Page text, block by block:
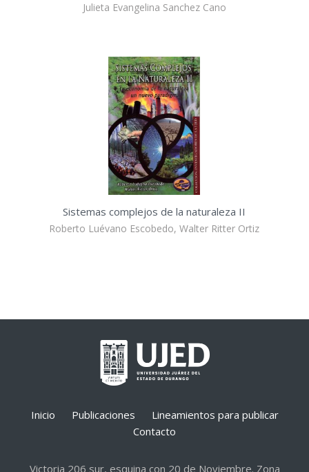
Julieta Evangelina Sanchez Cano
Sistemas complejos de la naturaleza II
Roberto Luévano Escobedo, Walter Ritter Ortiz
Inicio Publicaciones
Lineamientos para publicar
Contacto
Victoria 206 sur, esquina con 20 de Noviembre. Zona